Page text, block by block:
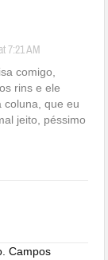
7:21 AM
comigo,
rins e ele
coluna, que eu
jeito, péssimo
Campos